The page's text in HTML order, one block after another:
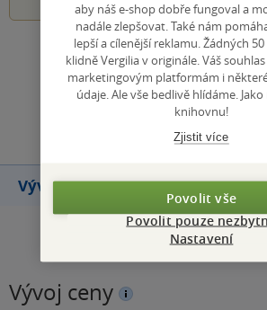
Zobrazit všechna
Přidat
Vývoj ceny
Vývoj ceny
aby náš e-shop dobře fungoval a
nadále zlepšovat. Také nám
lepší a cílenější reklamu. Žádných
klidně Vergilia v originále. Váš
marketingovým platformám i
údaje. Ale vše bedlivě hlídáme.
knihovnu!
Zjistit více
Povolit vše
Povolit pouze
Nastavení